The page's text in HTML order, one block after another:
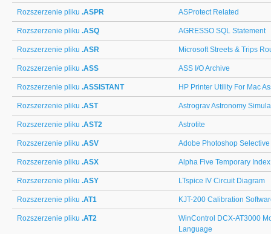
Rozszerzenie pliku .ASPR ASProtect Related
Rozszerzenie pliku .ASQ AGRESSO SQL Statement
Rozszerzenie pliku .ASR Microsoft Streets & Trips
Rozszerzenie pliku .ASS ASS I/O Archive
Rozszerzenie pliku .ASSISTANT HP Printer Utility For Mac
Rozszerzenie pliku .AST Astrograv Astronomy
Rozszerzenie pliku .AST2 Astrotite
Rozszerzenie pliku .ASV Adobe Photoshop
Rozszerzenie pliku .ASX Alpha Five Temporary Index
Rozszerzenie pliku .ASY LTspice IV Circuit Diagram
Rozszerzenie pliku .AT1 KJT-200 Calibration
Rozszerzenie pliku .AT2
WinControl DCX-AT3000
Language